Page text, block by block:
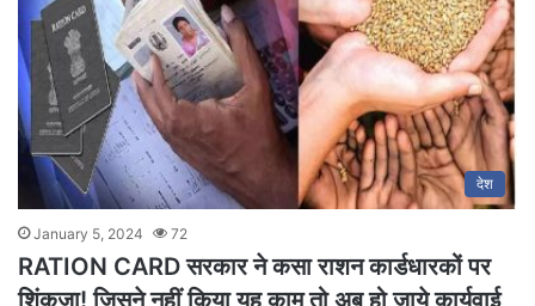
देश
January 5, 2024 72
RATION CARD सरकार ने कसा राशन कार्डधारकों पर
शिंकजा! जिसने नहीं किया यह काम तो अब हो जाये कार्यवाई